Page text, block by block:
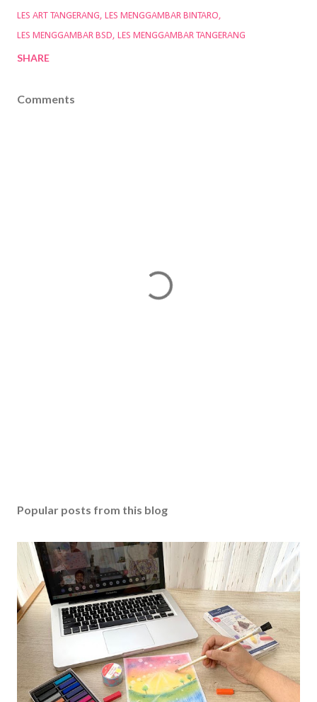
LES ART TANGERANG
LES MENGGAMBAR BINTARO
LES MENGGAMBAR BSD
LES MENGGAMBAR TANGERANG
SHARE
Comments
Popular posts from this blog